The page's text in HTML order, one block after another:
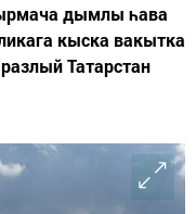
дымлы һава
кыска вакытка
Татарстан